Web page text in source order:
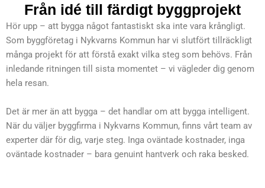
Från idé till färdigt byggprojekt
Hör upp – att bygga något fantastiskt ska inte vara krångligt.
Som byggföretag i Nykvarns Kommun har vi slutfört tillräckligt
många projekt för att förstå exakt vilka steg som behövs. Från
inledande ritningen till sista momentet – vi vägleder dig genom
hela resan.
Det är mer än att bygga – det handlar om att bygga intelligent.
När du väljer byggfirma i Nykvarns Kommun, finns vårt team av
experter där för dig, varje steg. Inga oväntade kostnader, inga
oväntade kostnader – bara genuint hantverk och raka besked.